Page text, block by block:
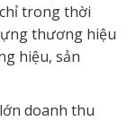
trong thời
thương hiệu
hiệu, sản
doanh thu